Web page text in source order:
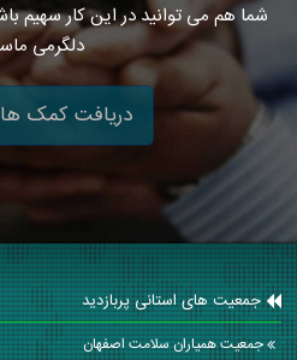
شما هم می توانید در این کار سهیم
دلگرمی
دریافت کمک
جمعیت های استانی پربازدید
جمعیت همیاران سلامت اصفهان